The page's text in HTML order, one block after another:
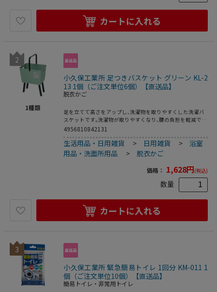
カートに入れる
2
1種類
小久保工業所 足つきバスケット グリーン KL-2
13 1個（ご注文単位6個）【直送品】
脱衣かご
足を立てて高さをアップし､洗濯物を取りやすくした洗濯バ
スケットです｡洗濯物が取りやすくなり､腰の負担を軽減でき
て洗濯物干しがラクになります｡すばやく取れるので時短に
もなります｡シングルのハンドルと､両サイドに指穴が付いて
いて､片手でも両手でも持ち運べます｡洗濯カゴとしてだけで
なく､散らかりがちなおもちゃの収納や､5kgまでの布類や小
物などの整理カゴ､アウトドア活動時の物入れなどにも使用
できます｡●耐荷重:約5kg●重量:2kg
4956810842131
生活用品・日用雑貨 > 日用雑貨 > 浴室
用品・洗面所用品
> 脱衣かご
価格： 1,628円(税込)
数量
カートに入れる
3
小久保工業所 緊急簡易トイレ 1回分 KM-011 1
個（ご注文単位10個）【直送品】
簡易トイレ・非常用トイレ